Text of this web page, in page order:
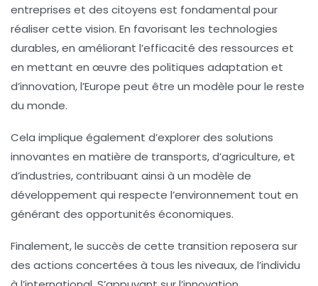
entreprises et des citoyens est fondamental pour
réaliser cette vision. En favorisant les technologies
durables, en améliorant l’efficacité des ressources et
en mettant en œuvre des politiques adaptation et
d’innovation, l’Europe peut être un modèle pour le reste
du monde.
Cela implique également d’explorer des solutions
innovantes en matière de transports, d’agriculture, et
d’industries, contribuant ainsi à un modèle de
développement qui respecte l’environnement tout en
générant des opportunités économiques.
Finalement, le succès de cette transition reposera sur
des actions concertées à tous les niveaux, de l’individu